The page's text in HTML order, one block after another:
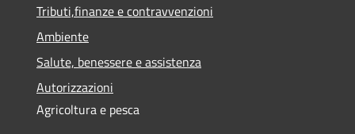
Tributi,finanze e contravvenzioni
Ambiente
Salute, benessere e assistenza
Autorizzazioni
Agricoltura e pesca